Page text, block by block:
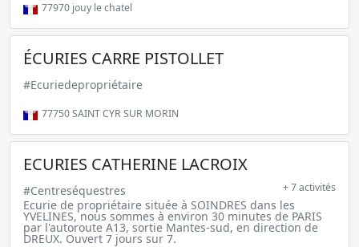
77970 jouy le chatel
ÉCURIES CARRE PISTOLLET
#Ecuriedepropriétaire
77750SAINT CYR SUR MORIN
ECURIES CATHERINE LACROIX
#Centreséquestres + 7 activités
Ecurie de propriétaire située à SOINDRES dans les
YVELINES, nous sommes à environ 30 minutes de PARIS
par l'autoroute A13, sortie Mantes-sud, en direction de
DREUX. Ouvert 7 jours sur 7.